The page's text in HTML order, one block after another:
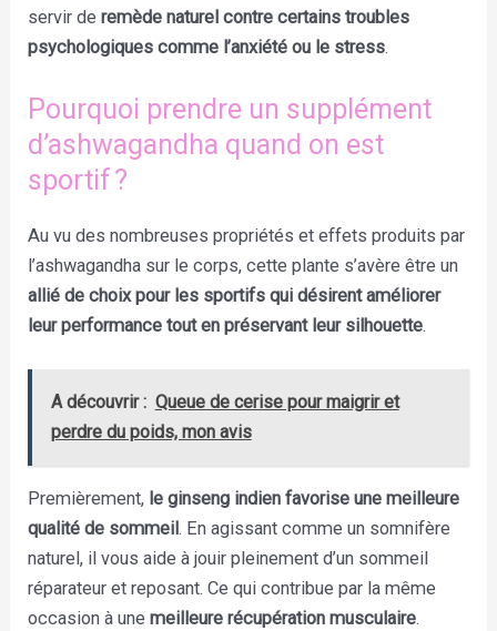
servir deremède naturel contre certains troubles
psychologiques comme l’anxiété ou le stress.
Pourquoi prendre un supplément
d’ashwagandha quand on est
sportif ?
Au vu des nombreuses propriétés et effets produits par
l’ashwagandha sur le corps, cette plante s’avère être un
allié de choix pour les sportifs qui désirent améliorer
leur performance tout en préservant leur silhouette.
A découvrir : Queue de cerise pour maigrir et
perdre du poids, mon avis
Premièrement, le ginseng indien favorise une meilleure
qualité de sommeil. En agissant comme un somnifère
naturel, il vous aide à jouir pleinement d’un sommeil
réparateur et reposant. Ce qui contribue par la même
occasion à unemeilleure récupération musculaire.